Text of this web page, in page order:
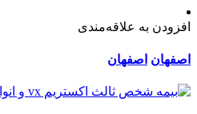
افزودن به علاقه‌مندی
اصفهان اصفهان